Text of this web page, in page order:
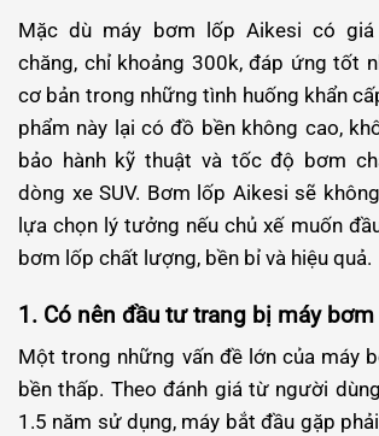
Mặc dù máy bơm lốp Aikesi có
chăng, chỉ khoảng 300k, đáp ứng tốt
cơ bản trong những tình huống khẩn
phẩm này lại có đồ bền không cao,
bảo hành kỹ thuật và tốc độ bơm
dòng xe SUV. Bơm lốp Aikesi sẽ
lựa chọn lý tưởng nếu chủ xế muốn
bơm lốp chất lượng, bền bỉ và hiệu quả.
1. Có nên đầu tư trang bị máy
Một trong những vấn đề lớn của máy
bền thấp. Theo đánh giá từ người
1.5 năm sử dụng, máy bắt đầu gặp